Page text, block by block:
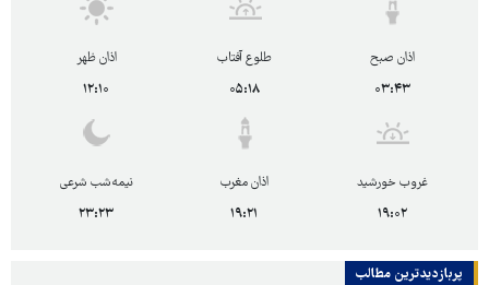
اذان صبح
۰۳:۴۳
طلوع آفتاب
۰۵:۱۸
اذان ظهر
۱۲:۱۰
غروب خورشید
۱۹:۰۲
اذان مغرب
۱۹:۲۱
نیمه‌شب شرعی
۲۳:۲۳
پربازدیدترین‌ مطالب